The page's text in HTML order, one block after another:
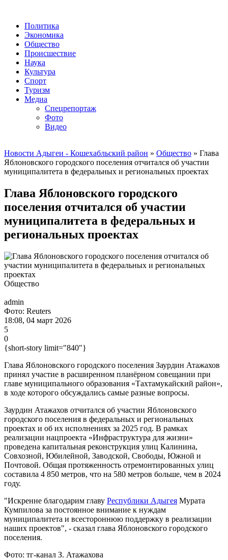
Политика
Экономика
Общество
Происшествие
Наука
Культура
Спорт
Туризм
Медиа
Спецрепортаж
Фото
Видео
Новости Адыгеи - Кошехабльский район » Общество » Глава
Яблоновского городского поселения отчитался об участии
муниципалитета в федеральных и региональных проектах
Глава Яблоновского городского
поселения отчитался об участии
муниципалитета в федеральных и
региональных проектах
Общество
admin
Фото: Reuters
18:08, 04 март 2026
5
0
{short-story limit="840"}
Глава Яблоновского городского поселения Заурдин Атажахов
принял участие в расширенном планёрном совещании при
главе муниципального образования «Тахтамукайский район»,
в ходе которого обсуждались самые разные вопросы.
Заурдин Атажахов отчитался об участии Яблоновского
городского поселения в федеральных и региональных
проектах и об их исполнениях за 2025 год. В рамках
реализации нацпроекта «Инфраструктура для жизни»
проведена капитальная реконструкция улиц Калинина,
Совхозной, Юбилейной, Заводской, Свободы, Южной и
Почтовой. Общая протяженность отремонтированных улиц
составила 4 850 метров, что на 580 метров больше, чем в 2024
году.
"Искренне благодарим главу Республики Адыгея Мурата
Кумпилова за постоянное внимание к нуждам
муниципалитета и всестороннюю поддержку в реализации
наших проектов", - сказал глава Яблоновского городского
поселения.
Фото: тг-канал З. Атажахова